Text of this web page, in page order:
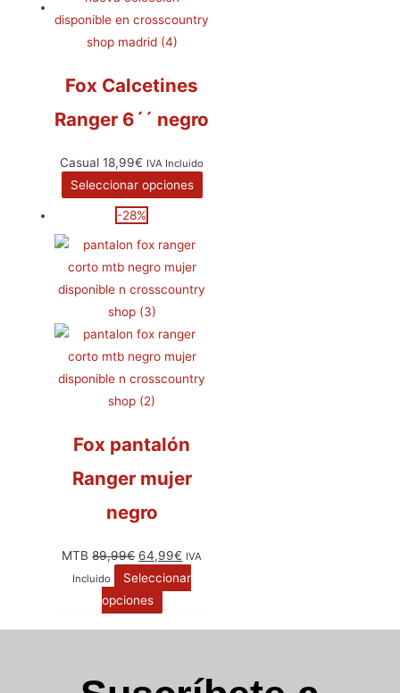
Fox Calcetines
Ranger 6´´ negro
Casual18,99€ IVA Incluido
Seleccionar opciones
-28%
Fox pantalón
Ranger mujer
negro
MTB89,99€ 64,99€ IVA
Incluido
Seleccionar
opciones